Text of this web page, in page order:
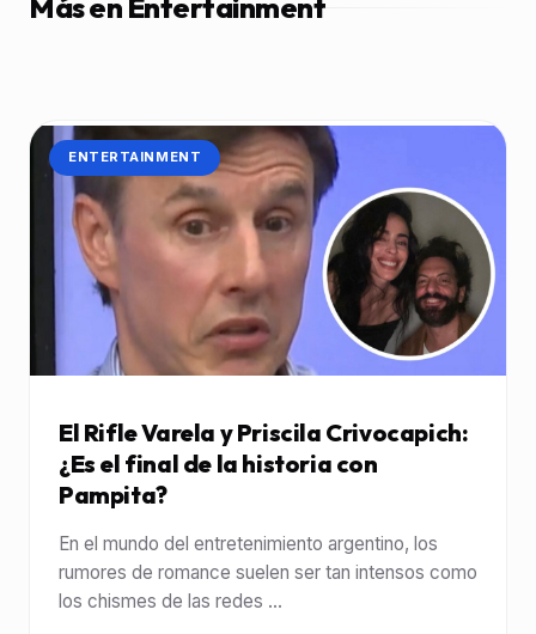
Más en Entertainment
CATEGORÍA:
ENTERTAINMENT
El Rifle Varela y Priscila Crivocapich:
¿Es el final de la historia con
Pampita?
En el mundo del entretenimiento argentino, los
rumores de romance suelen ser tan intensos como
los chismes de las redes ...